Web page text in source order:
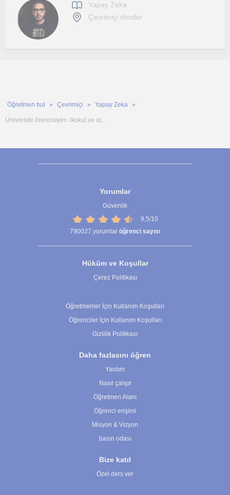
Yapay Zeka
Çevrimiçi dersler
Öğretmen bul Çevrimiçi Yapay Zeka
Üniversite örencisiyim. lkokul ve or...
Yorumlar
Güvenlik
9,5/10
790027 yorumlar öğrenci sayısı
Hüküm ve Koşullar
Çerez Politikası
Öğretmenler İçin Kullanım Koşulları
Öğrenciler İçin Kullanım Koşulları
Gizlilik Politikası
Daha fazlasını öğren
Yardım
Nasıl çalışır
Öğretmen Alanı
Öğrenci erişimi
Misyon & Vizyon
basın odası
Bize katıl
Özel ders ver